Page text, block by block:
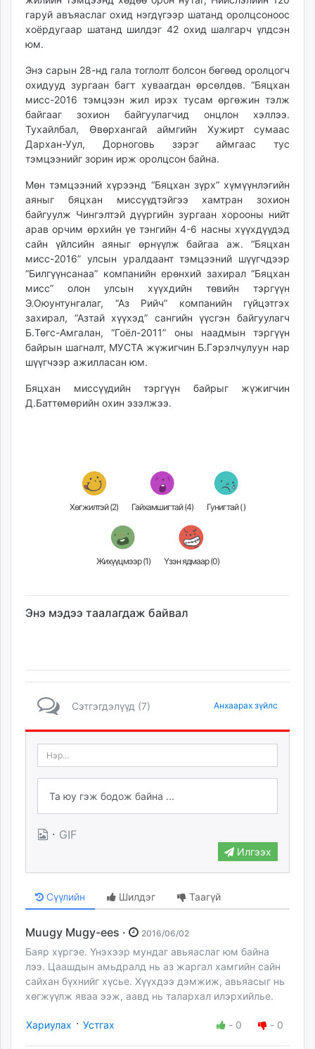
unen.mn
asu.mn
shudarga.mn
unuudur.mn
isee.mn
mglradio.com
fact.mn
itoim.mn
tumen.mn
shuum.mn
times.mn
tvmongolia.mn
mass.mn
unegui.mn
assa.mn
toim.mn
tac.mn
paparazzi.mn
unread.today
гаруй авъяаслаг охид нэгдүгээр шатанд оролцсоноос
хоёрдугаар шатанд шилдэг 42 охид шалгарч үлдсэн
юм.
Энэ сарын 28-нд гала тоглолт болсон бөгөөд оролцогч
охидууд зургаан багт хуваагдан өрсөлдөв. “Бяцхан
мисс-2016 тэмцээн жил ирэх тусам өргөжин тэлж
байгааг зохион байгуулагчид онцлон хэллээ.
Тухайлбал, Өвөрхангай аймгийн Хужирт сумаас
Дархан-Уул, Дорноговь зэрэг аймгаас тус
тэмцээнийг зорин ирж оролцсон байна.
Мөн тэмцээний хүрээнд “Бяцхан зүрх” хүмүүнлэгийн
аяныг бяцхан миссүүдтэйгээ хамтран зохион
байгуулж Чингэлтэй дүүргийн зургаан хорооны нийт
арав орчим өрхийн үе тэнгийн 4-6 насны хүүхдүүдэд
сайн үйлсийн аяныг өрнүүлж байгаа аж. “Бяцхан
мисс-2016” улсын уралдаант тэмцээний шүүгчдээр
“Билгүүнсанаа” компанийн ерөнхий захирал “Бяцхан
мисс” олон улсын хүүхдийн төвийн тэргүүн
Э.Оюунтунгалаг, “Аз Рийч” компанийн гүйцэтгэх
захирал, “Азтай хүүхэд” сангийн үүсгэн байгуулагч
Б.Төгс-Амгалан, “Гоёл-2011” оны наадмын тэргүүн
байрын шагналт, МУСТА жүжигчин Б.Гэрэлчулуун нар
шүүгчээр ажилласан юм.
Бяцхан миссүүдийн тэргүүн байрыг жүжигчин
Д.Баттөмөрийн охин эзэлжээ.
Хөгжилтэй (2) Гайхамшигтай (4) Гунигтай ()
Жихүүцмээр (1) Үзэн ядмаар (0)
Энэ мэдээ таалагдаж байвал
Сэтгэгдэлүүд (7) Анхаарах зүйлс
· GIF
Илгээх
Сүүлийн Шилдэг Таагүй
Muugy Mugy-ees · 2016/06/02
Баяр хүргэе. Үнэхээр мундаг авьяаслаг юм байна
лээ. Цаашдын амьдралд нь аз жаргал хамгийн сайн
сайхан бүхнийг хүсье. Хүүхдээ дэмжиж, авьяасыг нь
хөгжүүлж яваа ээж, аавд нь талархал илэрхийлье.
Хариулах · Устгах - 0 - 0